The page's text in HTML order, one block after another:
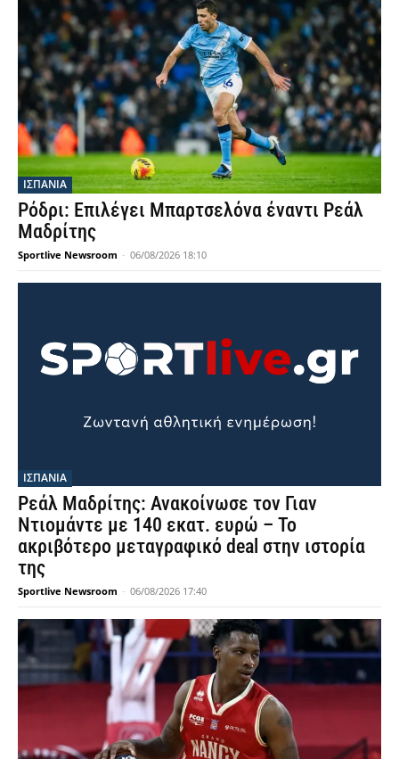
ΙΣΠΑΝΙΑ
Ρόδρι: Επιλέγει Μπαρτσελόνα έναντι Ρεάλ
Μαδρίτης
Sportlive Newsroom - 06/08/2026 18:10
ΙΣΠΑΝΙΑ
Ρεάλ Μαδρίτης: Ανακοίνωσε τον Γιαν
Ντιομάντε με 140 εκατ. ευρώ – Το
ακριβότερο μεταγραφικό deal στην ιστορία
της
Sportlive Newsroom - 06/08/2026 17:40